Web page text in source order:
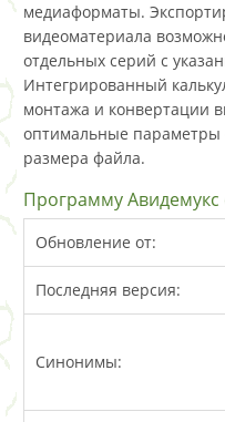
медиаформаты.
видеоматериала
отдельных серий с
Интегрированный
монтажа и конвертации
оптимальные параметры
размера файла.
Программу Авидемукс
Обновление от:
Последняя версия:
Синонимы: